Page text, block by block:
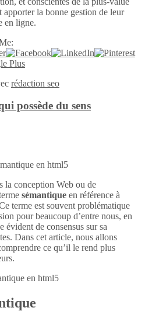
apporter la bonne gestion de leur
en ligne.
rédaction seo
possède du sens
la conception Web ou de
sémantique en référence à
terme est souvent problématique
pour beaucoup d’entre nous, en
de consensus sur sa
Dans cet article, nous allons
ce qu’il le rend plus
en html5